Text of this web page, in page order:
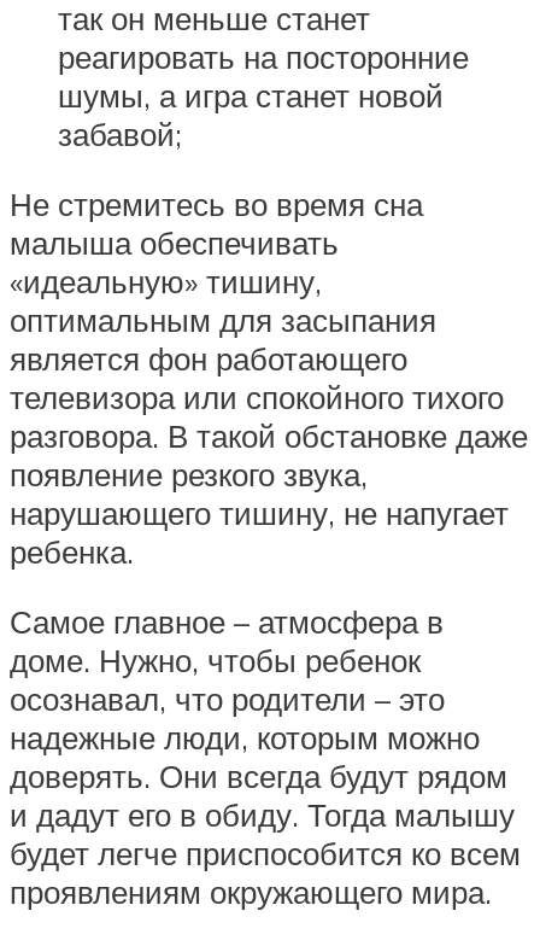
так он меньше станет
реагировать на посторонние
шумы, а игра станет новой
забавой;
Не стремитесь во время сна
малыша обеспечивать
«идеальную» тишину,
оптимальным для засыпания
является фон работающего
телевизора или спокойного тихого
разговора. В такой обстановке даже
появление резкого звука,
нарушающего тишину, не напугает
ребенка.
Самое главное – атмосфера в
доме. Нужно, чтобы ребенок
осознавал, что родители – это
надежные люди, которым можно
доверять. Они всегда будут рядом
и дадут его в обиду. Тогда малышу
будет легче приспособится ко всем
проявлениям окружающего мира.